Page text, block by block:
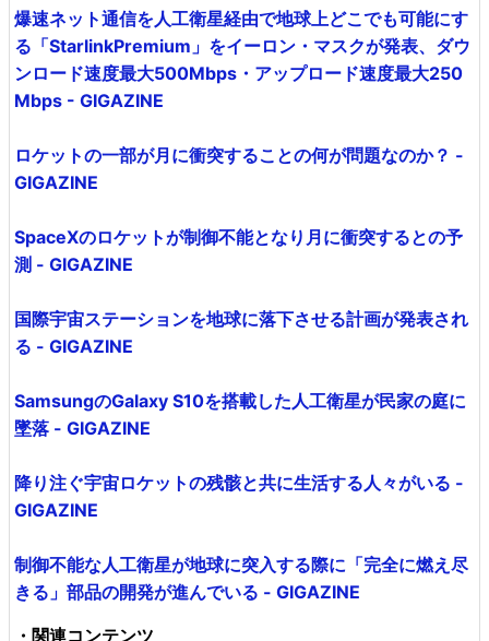
爆速ネット通信を人工衛星経由で地球上どこでも可能にす
る「StarlinkPremium」をイーロン・マスクが発表、ダウ
ンロード速度最大500Mbps・アップロード速度最大250
Mbps - GIGAZINE
ロケットの一部が月に衝突することの何が問題なのか？ -
GIGAZINE
SpaceXのロケットが制御不能となり月に衝突するとの予
測 - GIGAZINE
国際宇宙ステーションを地球に落下させる計画が発表され
る - GIGAZINE
SamsungのGalaxy S10を搭載した人工衛星が民家の庭に
墜落 - GIGAZINE
降り注ぐ宇宙ロケットの残骸と共に生活する人々がいる -
GIGAZINE
制御不能な人工衛星が地球に突入する際に「完全に燃え尽
きる」部品の開発が進んでいる - GIGAZINE
・関連コンテンツ